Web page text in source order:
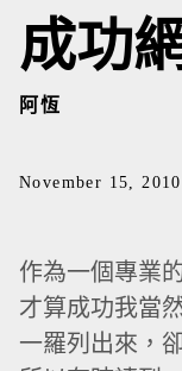
成功
阿恆
November 15, 2010
作為一個專業
才算成功我當
一羅列出來，